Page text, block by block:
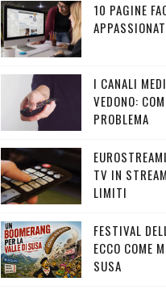
10 PAGINE
I CANALI
VEDONO:
PROBLEMA
TV IN
LIMITI
FESTIVAL
ECCO COME
SUSA